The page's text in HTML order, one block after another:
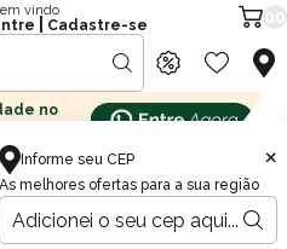
Informe seu CEP
As melhores ofertas para a sua região
×
vindo
Cadastre-se
no
gatos
Canin Sterilised